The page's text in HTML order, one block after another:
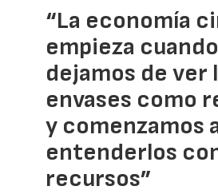
“La economía
empieza cuando
dejamos de ver
envases como
y comenzamos
entenderlos
recursos”